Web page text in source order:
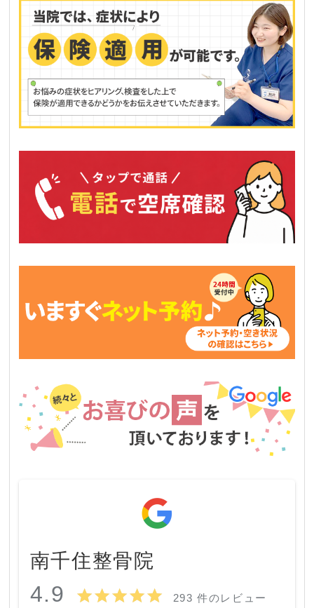
南千住整骨院
4.9 293 件のレビュー